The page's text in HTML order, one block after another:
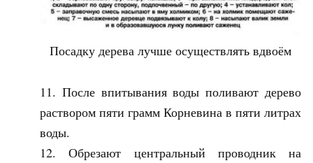
Посадку дерева лучше осуществлять вдвоём
После впитывания воды поливают дерево
раствором пяти грамм Корневина в пяти литрах
воды.
Обрезают центральный проводник на